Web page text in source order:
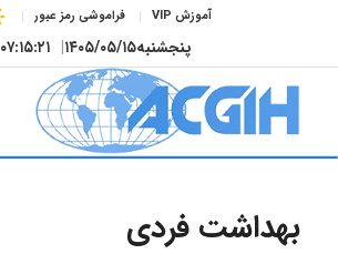
آموزش VIP فراموشی رمز عبور
پنجشنبه۱۴۰۵/۰۵/۱۵| ۰۷:۱۵:۲۲
بهداشت فردی